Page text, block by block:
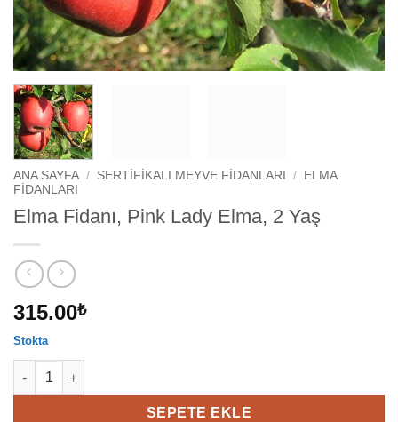
ANA SAYFA / SERTIFIKALI MEYVE FIDANLARI /
ELMA
FIDANLARI
Elma Fidanı, Pink Lady Elma, 2 Yaş
315.00₺
Stokta
Elma Fidanı, Pink Lady Elma, 2 Yaş adet
SEPETE EKLE